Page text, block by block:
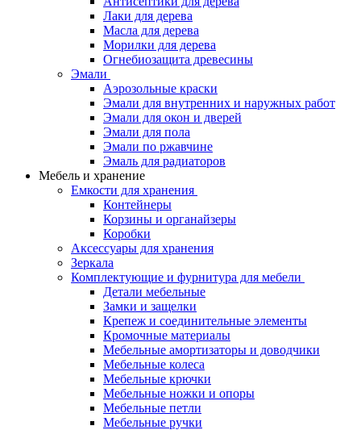
Лаки для дерева
Масла для дерева
Морилки для дерева
Огнебиозащита древесины
Эмали
Аэрозольные краски
Эмали для внутренних и наружных работ
Эмали для окон и дверей
Эмали для пола
Эмали по ржавчине
Эмаль для радиаторов
Мебель и хранение
Емкости для хранения
Контейнеры
Корзины и органайзеры
Коробки
Аксессуары для хранения
Зеркала
Комплектующие и фурнитура для мебели
Детали мебельные
Замки и защелки
Крепеж и соединительные элементы
Кромочные материалы
Мебельные амортизаторы и доводчики
Мебельные колеса
Мебельные крючки
Мебельные ножки и опоры
Мебельные петли
Мебельные ручки